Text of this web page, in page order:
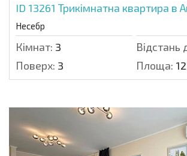
ID 13261 Трикімнатна квартира в
Несебр
Кімнат: 3 Відстань
Поверх: 3 Площа: